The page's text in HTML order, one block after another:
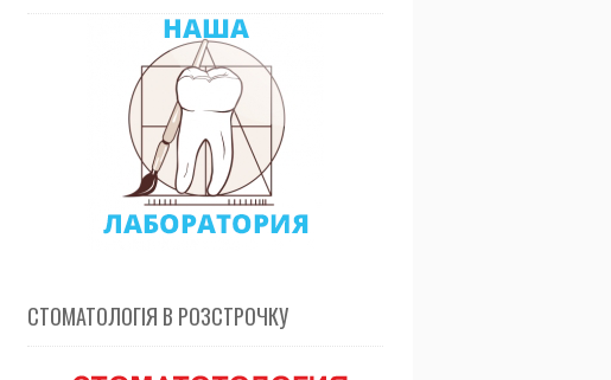
СТОМАТОЛОГІЯ В РОЗСТРОЧКУ